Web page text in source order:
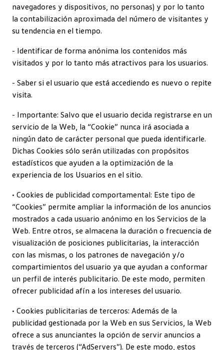
navegadores y dispositivos, no personas) y por lo tanto
la contabilización aproximada del número de visitantes y
su tendencia en el tiempo.
- Identificar de forma anónima los contenidos más
visitados y por lo tanto más atractivos para los usuarios.
- Saber si el usuario que está accediendo es nuevo o repite
visita.
- Importante: Salvo que el usuario decida registrarse en un
servicio de la Web, la “Cookie” nunca irá asociada a
ningún dato de carácter personal que pueda identificarle.
Dichas Cookies sólo serán utilizadas con propósitos
estadísticos que ayuden a la optimización de la
experiencia de los Usuarios en el sitio.
• Cookies de publicidad comportamental: Este tipo de
“Cookies” permite ampliar la información de los anuncios
mostrados a cada usuario anónimo en los Servicios de la
Web. Entre otros, se almacena la duración o frecuencia de
visualización de posiciones publicitarias, la interacción
con las mismas, o los patrones de navegación y/o
compartimientos del usuario ya que ayudan a conformar
un perfil de interés publicitario. De este modo, permiten
ofrecer publicidad afín a los intereses del usuario.
• Cookies publicitarias de terceros: Además de la
publicidad gestionada por la Web en sus Servicios, la Web
ofrece a sus anunciantes la opción de servir anuncios a
través de terceros (“AdServers”). De este modo, estos